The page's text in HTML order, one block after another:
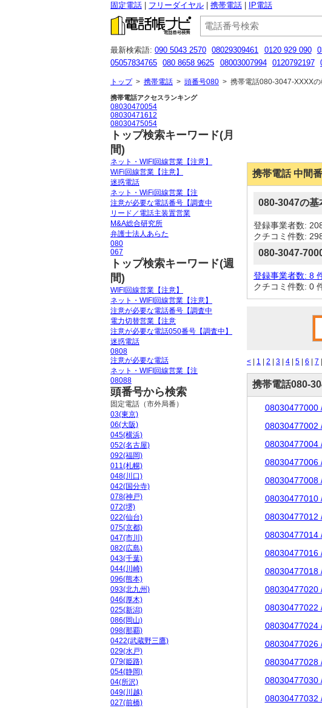
固定電話 フリーダイヤル 携帯電話 IP電話
最新検索語: 090 5043 2570 08029309461 0120 929 090
05057834765
080 8658 9625 08003007994 0120792197
トップ> 携帯電話 > 頭番号080 > 携帯電話080-3047-XXXX
携帯電話 中間
080-3047の基
登録事業者数:
クチコミ件数:
080-3047-
登録事業者数: 8
クチコミ件数: 0
< 1 2 3 4 5 6 7
携帯電話080-
08030477000
08030477002
08030477004
08030477006
08030477008
08030477010
08030477012
08030477014
08030477016
08030477018
08030477020
08030477022
08030477024
08030477026
08030477028
08030477030
08030477032
携帯電話アクセスランキング
08030470054
08030471612
08030475054
トップ検索キーワード(月
間)
ネット・WIFI回線営業【注意】
WiFi回線営業【注意】
迷惑電話
ネット・WiFi回線営業【注
注意が必要な電話番号【調査中
リード／電話主装置営業
M&A総合研究所
弁護士法人あらた
080
067
トップ検索キーワード(週
間)
WIFI回線営業【注意】
ネット・WIFI回線営業【注意】
注意が必要な電話番号【調査中
電力切替営業【注意
注意が必要な電話050番号【調査中】
迷惑電話
0808
注意が必要な電話
ネット・WIFI回線営業【注
08088
頭番号から検索
固定電話（市外局番）
03(東京)
06(大阪)
045(横浜)
052(名古屋)
092(福岡)
011(札幌)
048(川口)
042(国分寺)
078(神戸)
072(堺)
022(仙台)
075(京都)
047(市川)
082(広島)
043(千葉)
044(川崎)
096(熊本)
093(北九州)
046(厚木)
025(新潟)
086(岡山)
098(那覇)
0422(武蔵野三鷹)
029(水戸)
079(姫路)
054(静岡)
04(所沢)
049(川越)
027(前橋)